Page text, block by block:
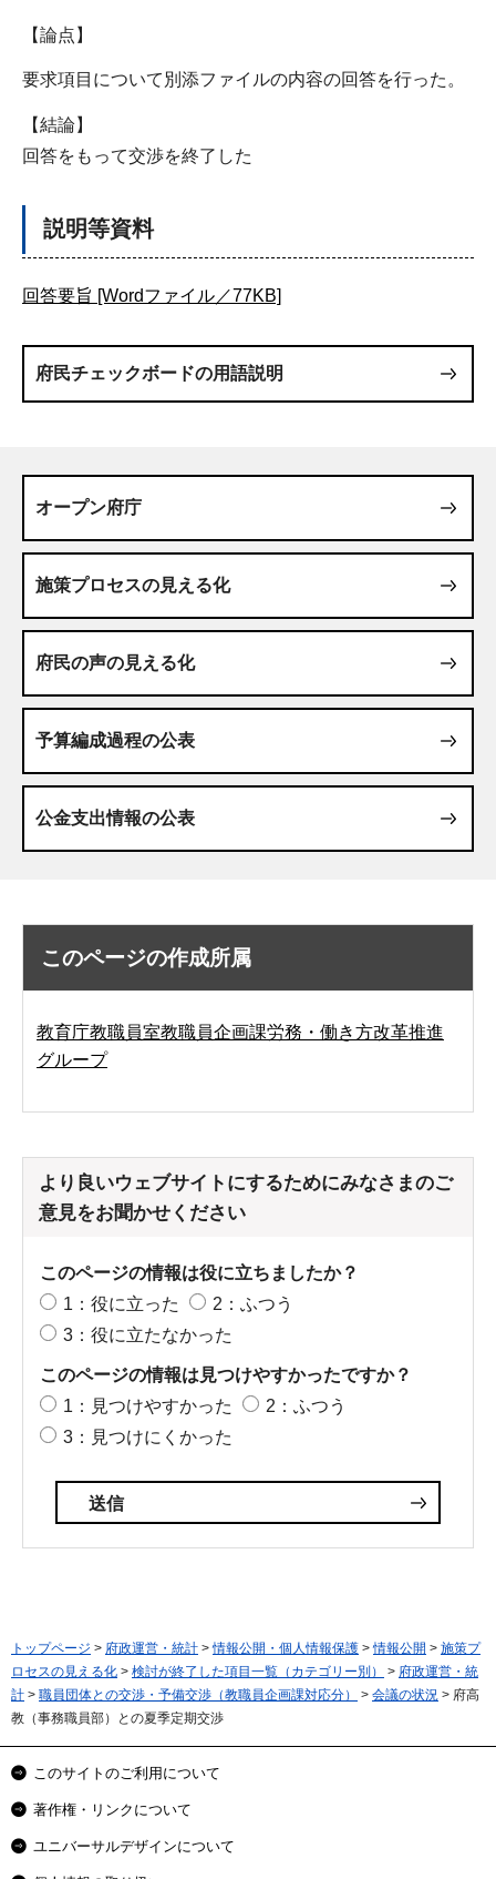
【論点】
要求項目について別添ファイルの内容の回答を行った。
【結論】
回答をもって交渉を終了した
説明等資料
回答要旨 [Wordファイル／77KB]
府民チェックボードの用語説明
オープン府庁
施策プロセスの見える化
府民の声の見える化
予算編成過程の公表
公金支出情報の公表
このページの作成所属
教育庁教職員室教職員企画課労務・働き方改革推進
グループ
より良いウェブサイトにするためにみなさまのご
意見をお聞かせください
このページの情報は役に立ちましたか？
1：役に立った
2：ふつう
3：役に立たなかった
このページの情報は見つけやすかったですか？
1：見つけやすかった
2：ふつう
3：見つけにくかった
トップページ > 府政運営・統計 >情報公開・個人情報保護 >情報公開 > 施策プ
ロセスの見える化 > 検討が終了した項目一覧（カテゴリー別） > 府政運営・統
計 > 職員団体との交渉・予備交渉（教職員企画課対応分） > 会議の状況 > 府高
教（事務職員部）との夏季定期交渉
このサイトのご利用について
著作権・リンクについて
ユニバーサルデザインについて